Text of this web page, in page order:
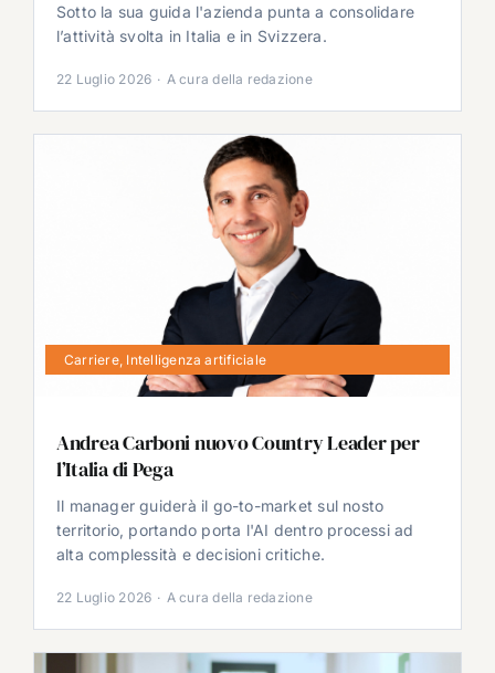
Sotto la sua guida l'azienda punta a consolidare
l’attività svolta in Italia e in Svizzera.
22 Luglio 2026 · A cura della redazione
Carriere, Intelligenza artificiale
Andrea Carboni nuovo Country Leader per
l’Italia di Pega
Il manager guiderà il go-to-market sul nosto
territorio, portando porta l'AI dentro processi ad
alta complessità e decisioni critiche.
22 Luglio 2026 · A cura della redazione